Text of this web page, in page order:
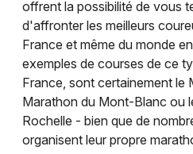
offrent la possibilité de vous
d'affronter les meilleurs
France et même du monde
exemples de courses de ce
France, sont certainement le
Marathon du Mont-Blanc ou
Rochelle - bien que de
organisent leur propre